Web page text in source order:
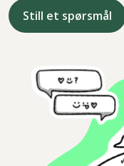
Still et spørsmål